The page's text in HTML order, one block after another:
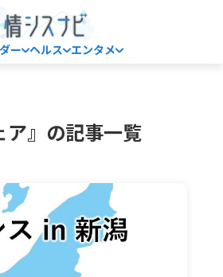
ー ヘルス エンタメ
ア』の記事一覧